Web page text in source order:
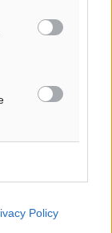
Policy
και Κω
του στη